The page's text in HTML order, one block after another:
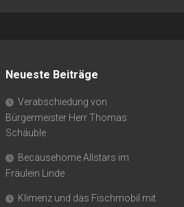
Neueste Beiträge
Verabschiedung von
Bürgermeister Herr Thomas
Schäuble
Becausehome Allstars im
Fräulein Linde
Klimenz und das Fischmobil mit